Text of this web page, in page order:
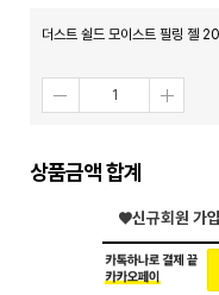
더스트 쉴드 모이스트 필링 젤
상품금액 합계
♥신규회원 가